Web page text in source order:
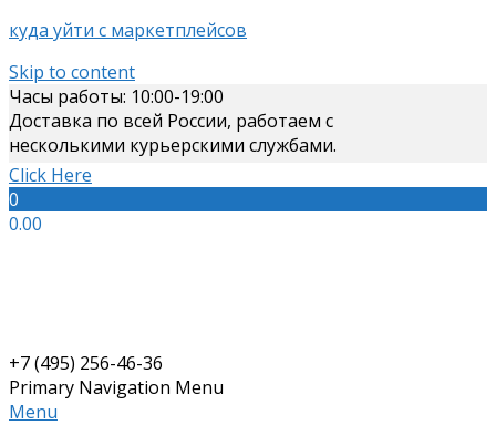
куда уйти с маркетплейсов
Skip to content
Часы работы: 10:00-19:00
Доставка по всей России, работаем с
несколькими курьерскими службами.
Click Here
0
0.00
+7 (495) 256-46-36
Primary Navigation Menu
Menu